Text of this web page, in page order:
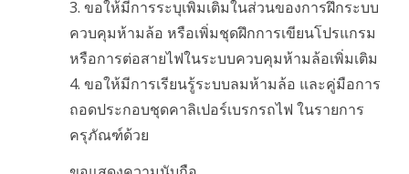
3. ขอให้มีการระบุเพิ่มเติมในส่วนของการฝึกระบบ
ควบคุมห้ามล้อ หรือเพิ่มชุดฝึกการเขียนโปรแกรม
หรือการต่อสายไฟในระบบควบคุมห้ามล้อเพิ่มเติม
4. ขอให้มีการเรียนรู้ระบบลมห้ามล้อ และคู่มือการ
ถอดประกอบชุดคาลิเปอร์เบรกรถไฟ ในรายการ
ครุภัณฑ์ด้วย